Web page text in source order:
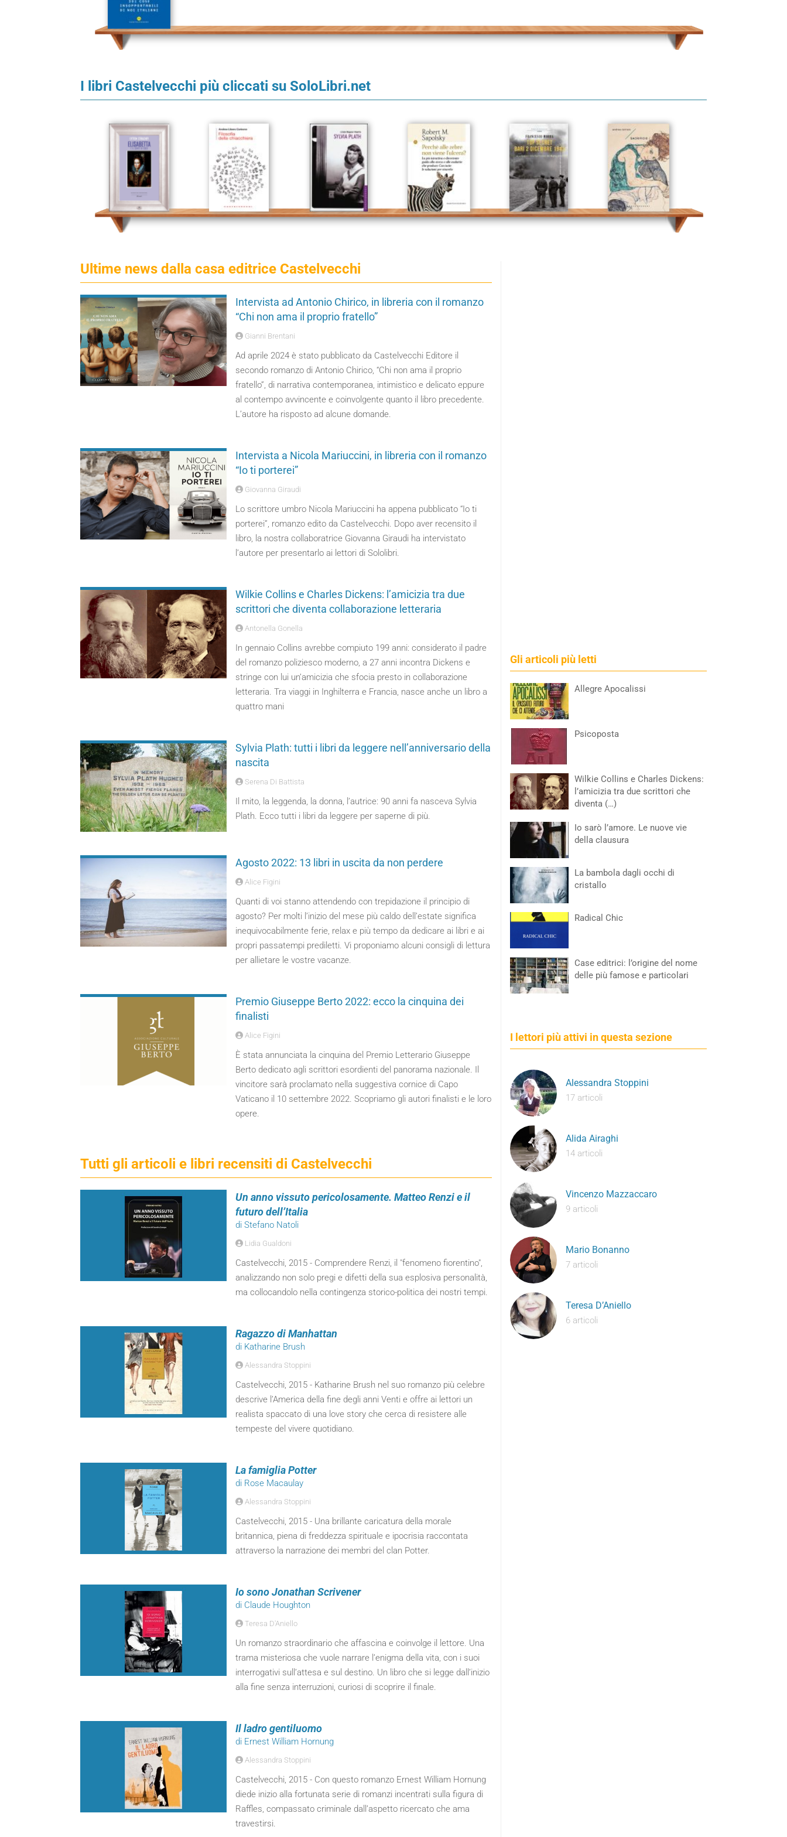
I libri Castelvecchi più cliccati su SoloLibri.net
Ultime news dalla casa editrice Castelvecchi
Intervista ad Antonio Chirico, in libreria con il romanzo
“Chi non ama il proprio fratello”
Gianni Brentani
Ad aprile 2024 è stato pubblicato da Castelvecchi Editore il
secondo romanzo di Antonio Chirico, “Chi non ama il proprio
fratello”, di narrativa contemporanea, intimistico e delicato eppure
al contempo avvincente e coinvolgente quanto il libro precedente.
L’autore ha risposto ad alcune domande.
Intervista a Nicola Mariuccini, in libreria con il romanzo
“Io ti porterei”
Giovanna Giraudi
Lo scrittore umbro Nicola Mariuccini ha appena pubblicato “Io ti
porterei”, romanzo edito da Castelvecchi. Dopo aver recensito il
libro, la nostra collaboratrice Giovanna Giraudi ha intervistato
l’autore per presentarlo ai lettori di Sololibri.
Wilkie Collins e Charles Dickens: l’amicizia tra due
scrittori che diventa collaborazione letteraria
Antonella Gonella
In gennaio Collins avrebbe compiuto 199 anni: considerato il padre
del romanzo poliziesco moderno, a 27 anni incontra Dickens e
stringe con lui un’amicizia che sfocia presto in collaborazione
letteraria. Tra viaggi in Inghilterra e Francia, nasce anche un libro a
quattro mani
Sylvia Plath: tutti i libri da leggere nell’anniversario della
nascita
Serena Di Battista
Il mito, la leggenda, la donna, l’autrice: 90 anni fa nasceva Sylvia
Plath. Ecco tutti i libri da leggere per saperne di più.
Agosto 2022: 13 libri in uscita da non perdere
Alice Figini
Quanti di voi stanno attendendo con trepidazione il principio di
agosto? Per molti l’inizio del mese più caldo dell’estate significa
inequivocabilmente ferie, relax e più tempo da dedicare ai libri e ai
propri passatempi prediletti. Vi proponiamo alcuni consigli di lettura
per allietare le vostre vacanze.
Premio Giuseppe Berto 2022: ecco la cinquina dei
finalisti
Alice Figini
È stata annunciata la cinquina del Premio Letterario Giuseppe
Berto dedicato agli scrittori esordienti del panorama nazionale. Il
vincitore sarà proclamato nella suggestiva cornice di Capo
Vaticano il 10 settembre 2022. Scopriamo gli autori finalisti e le loro
opere.
Tutti gli articoli e libri recensiti di Castelvecchi
Un anno vissuto pericolosamente. Matteo Renzi e il
futuro dell’Italia
di Stefano Natoli
Lidia Gualdoni
Castelvecchi, 2015 - Comprendere Renzi, il "fenomeno fiorentino",
analizzando non solo pregi e difetti della sua esplosiva personalità,
ma collocandolo nella contingenza storico-politica dei nostri tempi.
Ragazzo di Manhattan
di Katharine Brush
Alessandra Stoppini
Castelvecchi, 2015 - Katharine Brush nel suo romanzo più celebre
descrive l’America della fine degli anni Venti e offre ai lettori un
realista spaccato di una love story che cerca di resistere alle
tempeste del vivere quotidiano.
La famiglia Potter
di Rose Macaulay
Alessandra Stoppini
Castelvecchi, 2015 - Una brillante caricatura della morale
britannica, piena di freddezza spirituale e ipocrisia raccontata
attraverso la narrazione dei membri del clan Potter.
Io sono Jonathan Scrivener
di Claude Houghton
Teresa D'Aniello
Un romanzo straordinario che affascina e coinvolge il lettore. Una
trama misteriosa che vuole narrare l’enigma della vita, con i suoi
interrogativi sull’attesa e sul destino. Un libro che si legge dall’inizio
alla fine senza interruzioni, curiosi di scoprire il finale.
Il ladro gentiluomo
di Ernest William Hornung
Alessandra Stoppini
Castelvecchi, 2015 - Con questo romanzo Ernest William Hornung
diede inizio alla fortunata serie di romanzi incentrati sulla figura di
Raffles, compassato criminale dall’aspetto ricercato che ama
travestirsi.
Gli articoli più letti
Allegre Apocalissi
Psicoposta
Wilkie Collins e Charles Dickens:
l’amicizia tra due scrittori che
diventa (…)
Io sarò l’amore. Le nuove vie
della clausura
La bambola dagli occhi di
cristallo
Radical Chic
Case editrici: l’origine del nome
delle più famose e particolari
I lettori più attivi in questa sezione
Alessandra Stoppini
17 articoli
Alida Airaghi
14 articoli
Vincenzo Mazzaccaro
9 articoli
Mario Bonanno
7 articoli
Teresa D’Aniello
6 articoli